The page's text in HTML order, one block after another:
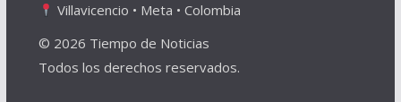
Villavicencio • Meta • Colombia
© 2026 Tiempo de Noticias
Todos los derechos reservados.